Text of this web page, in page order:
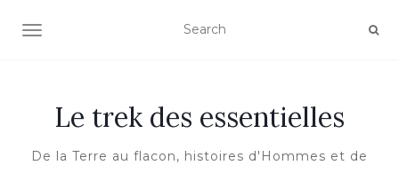
OUVRIR/FERMER LA NAVIGATION
Le trek des essentielles
De la Terre au flacon, histoires d'Hommes et de